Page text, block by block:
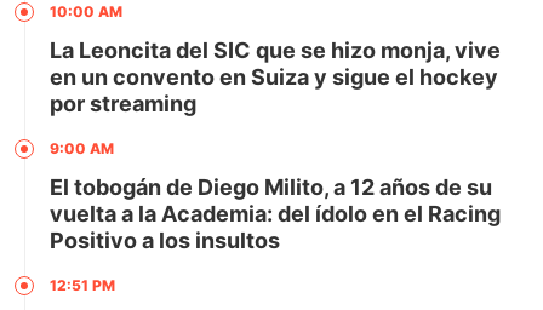
10:00 AM
La Leoncita del SIC que se hizo monja, vive
en un convento en Suiza y sigue el hockey
por streaming
9:00 AM
El tobogán de Diego Milito, a 12 años de su
vuelta a la Academia: del ídolo en el Racing
Positivo a los insultos
12:51 PM